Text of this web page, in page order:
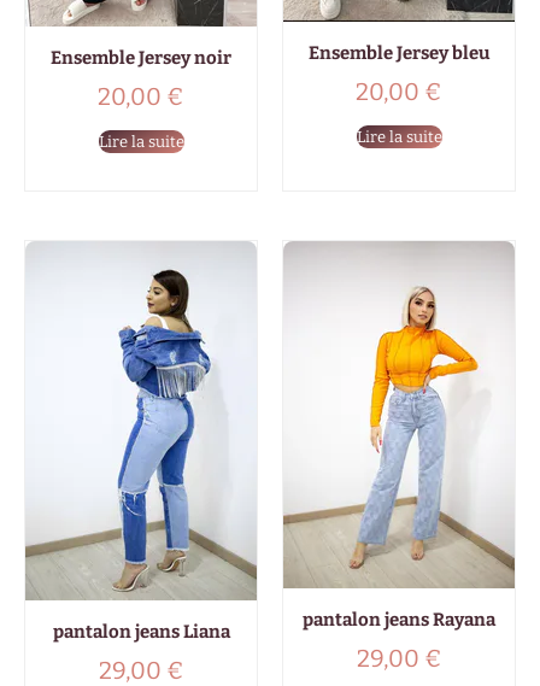
Ensemble Jersey noir
20,00 €
Lire la suite
Ensemble Jersey bleu
20,00 €
Lire la suite
pantalon jeans Liana
29,00 €
pantalon jeans Rayana
29,00 €